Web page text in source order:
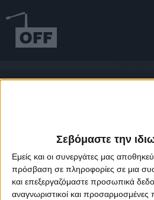
Σεβόμαστε την
Εμείς και οι συνεργάτες μας
πρόσβαση σε πληροφορίες σε μια
και επεξεργαζόμαστε προσωπικά
αναγνωριστικοί και
About Offradio Business Class Terms